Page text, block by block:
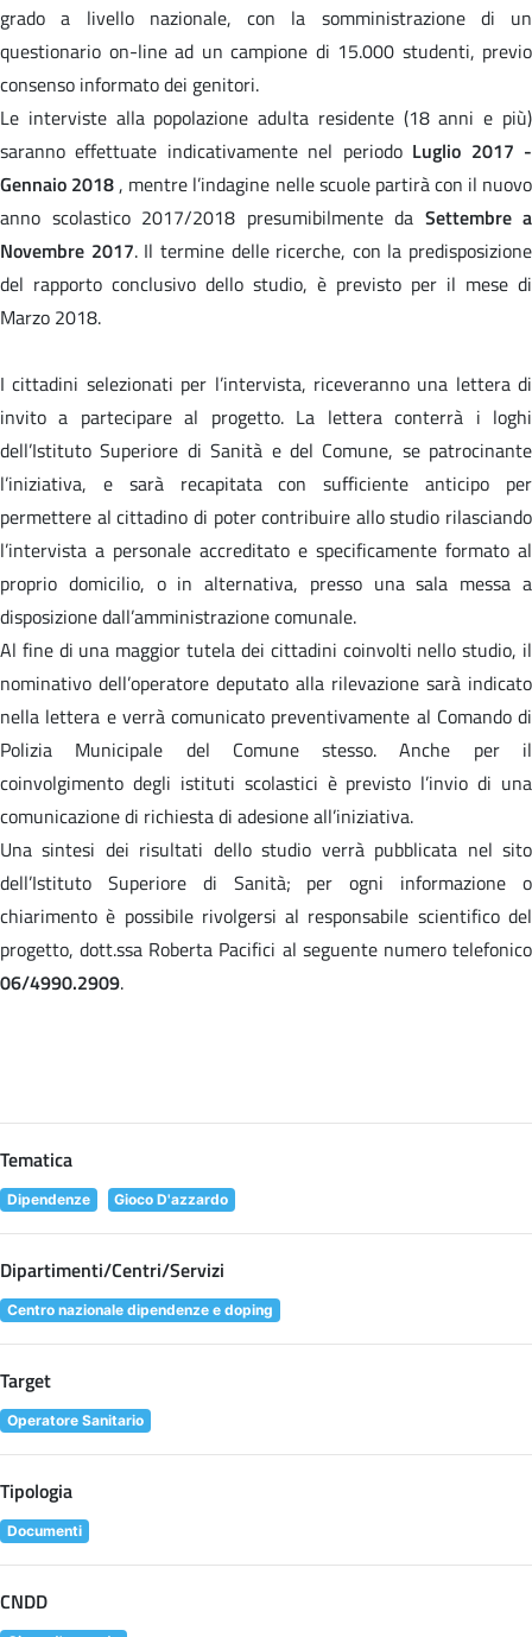
grado a livello nazionale, con la somministrazione di un
questionario on-line ad un campione di 15.000 studenti, previo
consenso informato dei genitori.
Le interviste alla popolazione adulta residente (18 anni e più)
saranno effettuate indicativamente nel periodo Luglio 2017 -
Gennaio 2018 , mentre l’indagine nelle scuole partirà con il nuovo
anno scolastico 2017/2018 presumibilmente da Settembre a
Novembre 2017. Il termine delle ricerche, con la predisposizione
del rapporto conclusivo dello studio, è previsto per il mese di
Marzo 2018.
I cittadini selezionati per l’intervista, riceveranno una lettera di
invito a partecipare al progetto. La lettera conterrà i loghi
dell’Istituto Superiore di Sanità e del Comune, se patrocinante
l’iniziativa, e sarà recapitata con sufficiente anticipo per
permettere al cittadino di poter contribuire allo studio rilasciando
l’intervista a personale accreditato e specificamente formato al
proprio domicilio, o in alternativa, presso una sala messa a
disposizione dall’amministrazione comunale.
Al fine di una maggior tutela dei cittadini coinvolti nello studio, il
nominativo dell’operatore deputato alla rilevazione sarà indicato
nella lettera e verrà comunicato preventivamente al Comando di
Polizia Municipale del Comune stesso. Anche per il
coinvolgimento degli istituti scolastici è previsto l’invio di una
comunicazione di richiesta di adesione all’iniziativa.
Una sintesi dei risultati dello studio verrà pubblicata nel sito
dell’Istituto Superiore di Sanità; per ogni informazione o
chiarimento è possibile rivolgersi al responsabile scientifico del
progetto, dott.ssa Roberta Pacifici al seguente numero telefonico
06/4990.2909.
Tematica
Dipendenze Gioco D'azzardo
Dipartimenti/Centri/Servizi
Centro nazionale dipendenze e doping
Target
Operatore Sanitario
Tipologia
Documenti
CNDD